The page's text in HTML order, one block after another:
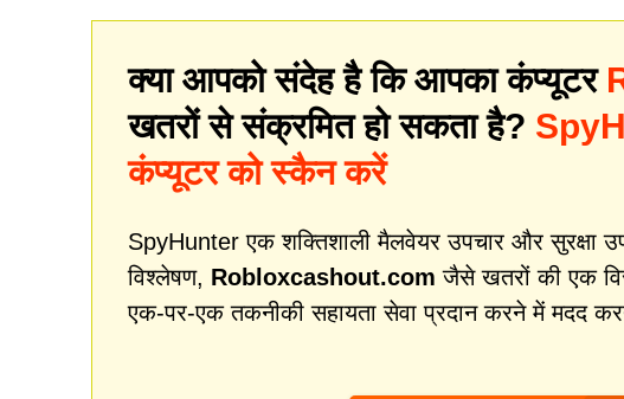
क्या आपको संदेह है कि आपका कंप्यूटर
खतरों से संक्रमित हो सकता है?
कंप्यूटर को स्कैन करें
SpyHunter एक शक्तिशाली मैलवेयर उपचार और सुरक्षा
विश्लेषण, Robloxcashout.com जैसे खतरों की एक
एक-पर-एक तकनीकी सहायता सेवा प्रदान करने में मदद